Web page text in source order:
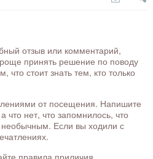
отзыв или комментарий,
принять решение по поводу
что стоит знать тем, кто только
от посещения. Напишите
что нет, что запомнилось, что
Если вы ходили с
правила приличия.